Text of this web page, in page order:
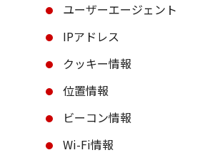
ユーザーエージェント
IPアドレス
クッキー情報
位置情報
ビーコン情報
Wi-Fi情報